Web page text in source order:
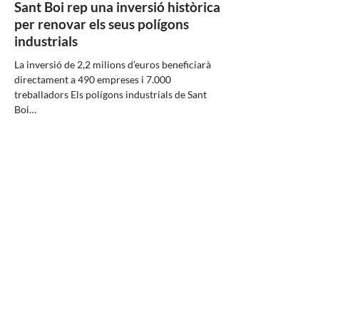
Sant Boi rep una inversió històrica
per renovar els seus polígons
industrials
La inversió de 2,2 milions d’euros beneficiarà
directament a 490 empreses i 7.000
treballadors Els polígons industrials de Sant
Boi…